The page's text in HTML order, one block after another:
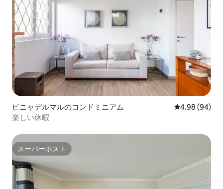
ビニャデルマルのコンドミニアム レビュー94件
4.98 (94)
楽しい休暇
スーパーホスト
スーパーホスト